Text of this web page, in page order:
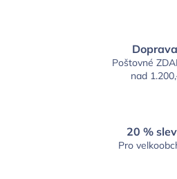
Doprava
Poštovné
nad
20 %
Pro